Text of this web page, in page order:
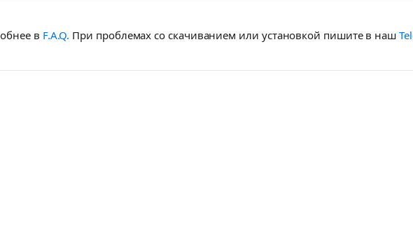
в F.A.Q. При проблемах со скачиванием или установкой пишите в наш